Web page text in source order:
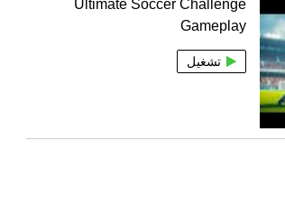
Ultimate Soccer Challenge
Gameplay
تشغيل